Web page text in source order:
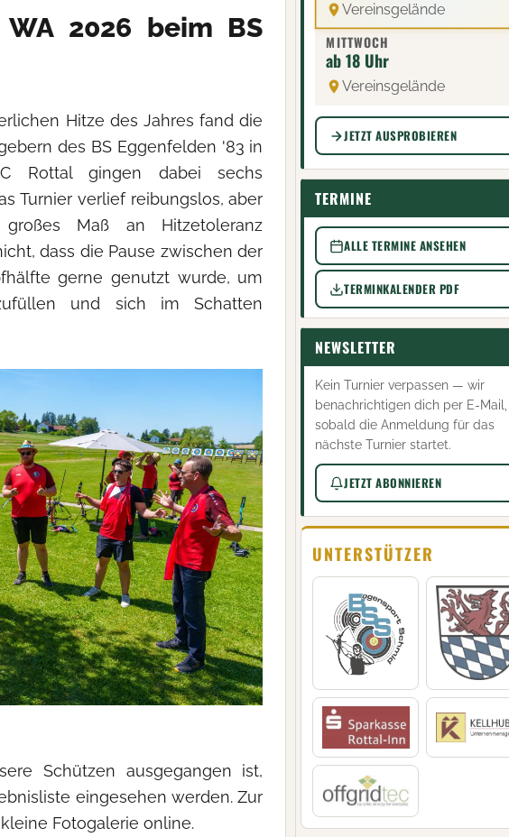
2026 beim BS
Hitze des Jahres fand die
des BS Eggenfelden '83 in
Rottal gingen dabei sechs
Turnier verlief reibungslos, aber
Maß an Hitzetoleranz
dass die Pause zwischen der
gerne genutzt wurde, um
und sich im Schatten
Schützen ausgegangen ist,
eingesehen werden. Zur
Fotogalerie online.
Vereinsgelände
MITTWOCH
ab 18 Uhr
Vereinsgelände
JETZT AUSPROBIEREN
TERMINE
ALLE TERMINE ANSEHEN
TERMINKALENDER PDF
NEWSLETTER
Kein Turnier verpassen — wir
benachrichtigen dich per E-Mail,
sobald die Anmeldung für das
nächste Turnier startet.
JETZT ABONNIEREN
UNTERSTÜTZER